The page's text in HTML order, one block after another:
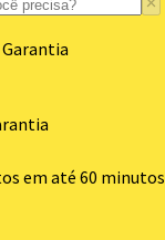
em até 60 minutos